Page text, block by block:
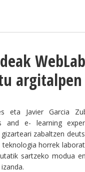
eta Javier Garcia
and e- learning
zabaltzen
teknologia horrek
sartzeko modua